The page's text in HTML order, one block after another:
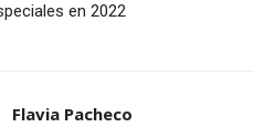
en 2022
Flavia Pacheco